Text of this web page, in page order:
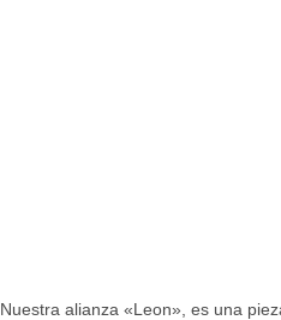
Nuestra alianza «Leon», es una